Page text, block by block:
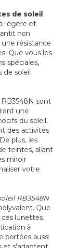
de soleil
légère et
non
résistance
Que vous les
spéciales,
de soleil
sont
une
du soleil,
des activités
plus, les
teintes, allant
miroir
votre
RB3548N
Que
ces lunettes
à
portées aussi